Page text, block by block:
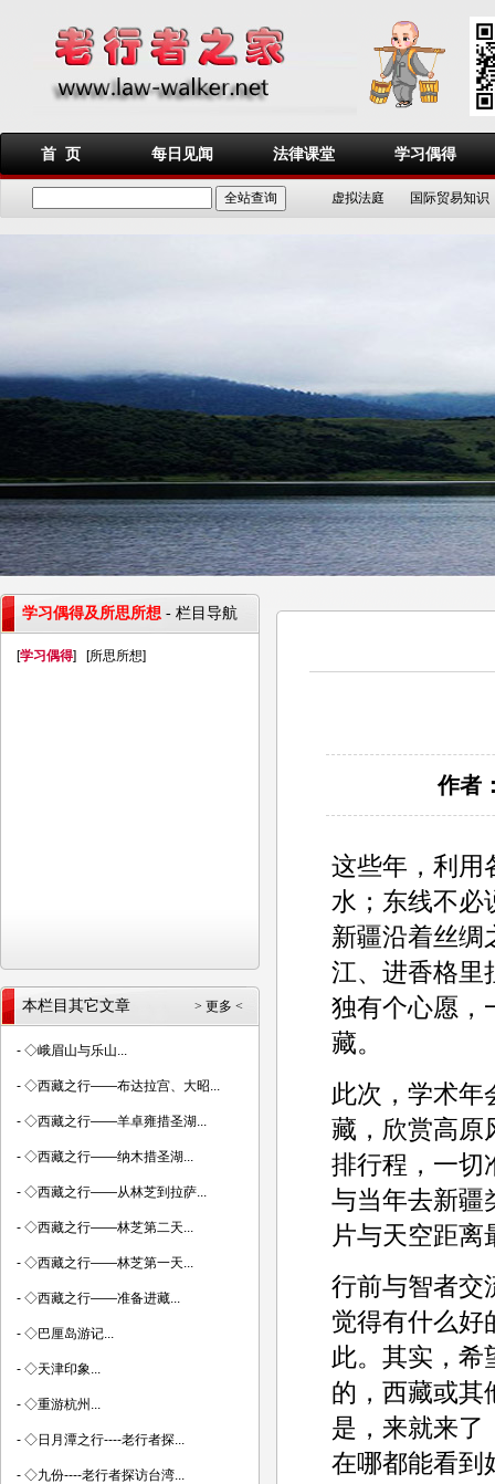
首 页 每日见闻 法律课堂 学习偶得
虚拟法庭 国际贸易知识
作者
这些年，利用
水；东线不必
新疆沿着丝绸
江、进香格里
独有个心愿，
藏。
此次，学术年
藏，欣赏高原
排行程，一切
与当年去新疆
片与天空距离
行前与智者交
觉得有什么好
此。其实，希
的，西藏或其
是，来就来了
在哪都能看到
学习偶得及所思所想 - 栏目导航
[学习偶得] [所思所想]
> 更多 <
本栏目其它文章
- ◇峨眉山与乐山...
- ◇西藏之行——布达拉宫、大昭...
- ◇西藏之行——羊卓雍措圣湖...
- ◇西藏之行——纳木措圣湖...
- ◇西藏之行——从林芝到拉萨...
- ◇西藏之行——林芝第二天...
- ◇西藏之行——林芝第一天...
- ◇西藏之行——准备进藏...
- ◇巴厘岛游记...
- ◇天津印象...
- ◇重游杭州...
- ◇日月潭之行----老行者探...
- ◇九份----老行者探访台湾...